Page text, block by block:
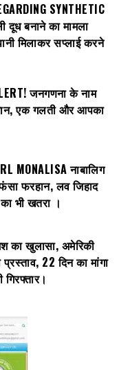
SYNTHETIC
दूध बनाने का मामला
मिलाकर सप्लाई करने
जनगणना के नाम
एक गलती और आपका
MONALISA नाबालिग
फरहान, लव जिहाद
भी खतरा ।
का खुलासा, अमेरिकी
22 दिन का मांगा